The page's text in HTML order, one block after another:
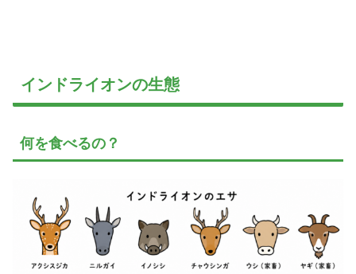
インドライオンの生態
何を食べるの？